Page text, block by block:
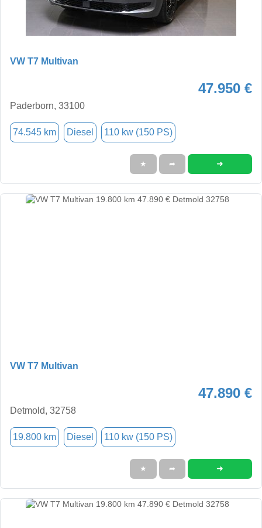
VW T7 Multivan
47.950 €
Paderborn, 33100
74.545 km Diesel 110 kw (150 PS)
★ ➦ ➜
VW T7 Multivan
47.890 €
Detmold, 32758
19.800 km Diesel 110 kw (150 PS)
★ ➦ ➜